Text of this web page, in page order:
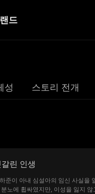
드
성 스토리 전개
린 인생
준이 아내 심설아의 임신 사실을
분노에 휩싸였지만, 이성을 잃지